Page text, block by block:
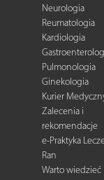
Neurologia
Reumatologia
Kardiologia
Pulmonologia
Ginekologia
Kurier
Zalecenia i
rekomendacje
e-Praktyka
Ran
Warto wiedzieć